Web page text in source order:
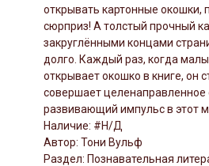
открывать картонные окошки,
сюрприз! А толстый прочный
закруглёнными концами
долго. Каждый раз, когда
открывает окошко в книге, он
совершает
развивающий импульс в этот
Наличие: #Н/Д
Автор: Тони Вульф
Раздел: Познавательная